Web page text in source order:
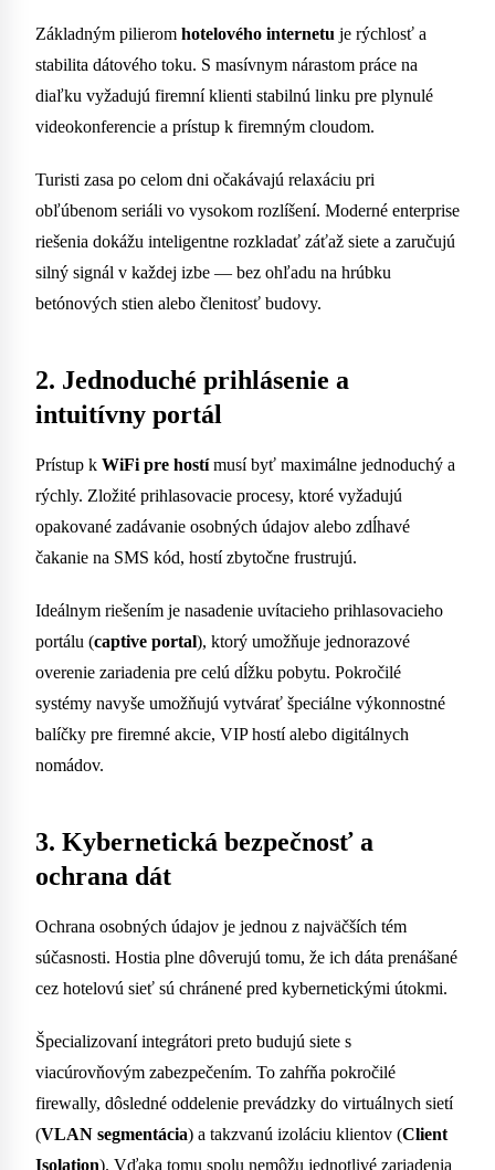
Základným pilierom hotelového internetu je rýchlosť a
stabilita dátového toku. S masívnym nárastom práce na
diaľku vyžadujú firemní klienti stabilnú linku pre plynulé
videokonferencie a prístup k firemným cloudom.
Turisti zasa po celom dni očakávajú relaxáciu pri
obľúbenom seriáli vo vysokom rozlíšení. Moderné enterprise
riešenia dokážu inteligentne rozkladať záťaž siete a zaručujú
silný signál v každej izbe — bez ohľadu na hrúbku
betónových stien alebo členitosť budovy.
2. Jednoduché prihlásenie a
intuitívny portál
Prístup k WiFi pre hostímusí byť maximálne jednoduchý a
rýchly. Zložité prihlasovacie procesy, ktoré vyžadujú
opakované zadávanie osobných údajov alebo zdĺhavé
čakanie na SMS kód, hostí zbytočne frustrujú.
Ideálnym riešením je nasadenie uvítacieho prihlasovacieho
portálu (captive portal), ktorý umožňuje jednorazové
overenie zariadenia pre celú dĺžku pobytu. Pokročilé
systémy navyše umožňujú vytvárať špeciálne výkonnostné
balíčky pre firemné akcie, VIP hostí alebo digitálnych
nomádov.
3. Kybernetická bezpečnosť a
ochrana dát
Ochrana osobných údajov je jednou z najväčších tém
súčasnosti. Hostia plne dôverujú tomu, že ich dáta prenášané
cez hotelovú sieť sú chránené pred kybernetickými útokmi.
Špecializovaní integrátori preto budujú siete s
viacúrovňovým zabezpečením. To zahŕňa pokročilé
firewally, dôsledné oddelenie prevádzky do virtuálnych sietí
(VLAN segmentácia) a takzvanú izoláciu klientov (Client
Isolation). Vďaka tomu spolu nemôžu jednotlivé zariadenia